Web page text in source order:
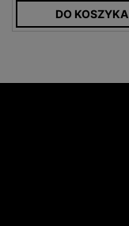
DO KOSZYKA